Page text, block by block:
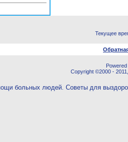
Текущее
Copyright ©2000 -
больных людей. Советы для